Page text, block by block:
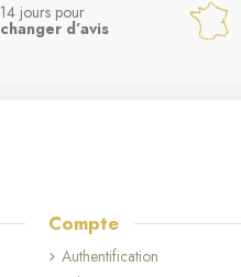
14 jours pour
changer d’avis
Compte
Authentification